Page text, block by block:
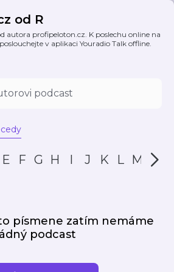
od R
autora profipeloton.cz. K poslechu online na
v aplikaci Youradio Talk offline.
E F G H I J K L M N
písmene zatím nemáme
podcast